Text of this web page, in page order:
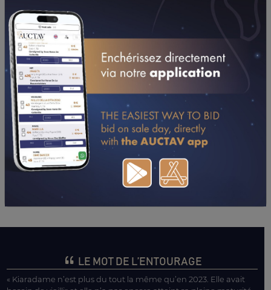
PERFORMANCES
2025 2024 2023
07/07/25 ARRÊTÉ G DE LA MOTTE-B (VITTEL)
29/06/25 6ÈME COLONEL R.MAIRE (VITTEL)
06/06/25 5ÈME COMTE FORTELLE (NANCY)
29/05/25 TOMBÉ VIEUX CHATEAU (LYON-PARILLY)
07/05/25 6ÈMETERI AC (COMPIEGNE)
16/04/25 10ÈMERGT GARDE REP. (FONTAINEBLEAU)
22/03/25 8ÈME MONT STE-ODILE (STRASBOURG)
CHINCO (AUTEUIL)
LE MOT DE L’ENTOURAGE
« Kiaradame n’est plus du tout la même qu’en 2023. Elle avait